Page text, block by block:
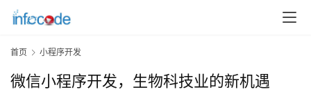
首页 小程序开发
微信小程序开发，生物科技业的新机遇